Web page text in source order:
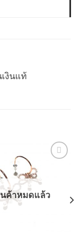
งินแท้
Wishlist
ค้าหมดแล้ว